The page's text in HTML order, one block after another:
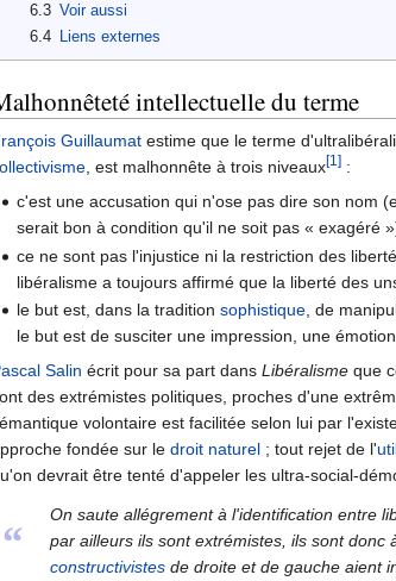
6.3 Voir aussi
6.4
Liens externes
intellectuelle du terme
Guillaumat estime que le terme
, est malhonnête à trois niveaux[1] :
c'est une accusation qui n'ose pas dire son nom
serait bon à condition qu'il ne soit pas « exagéré
ce ne sont pas l'injustice ni la restriction des
libéralisme a toujours affirmé que la liberté des
le but est, dans la traditionsophistique, de
le but est de susciter une impression, une
Salin écrit pour sa part dans Libéralisme que
des extrémistes politiques, proches d'une
volontaire est facilitée selon lui par
fondée sur le droit naturel ; tout rejet de l'
devrait être tenté d'appeler les ultra-social-
“
On saute allégrement à l'identification entre
par ailleurs ils sont extrémistes, ils sont
constructivistes de droite et de gauche aient